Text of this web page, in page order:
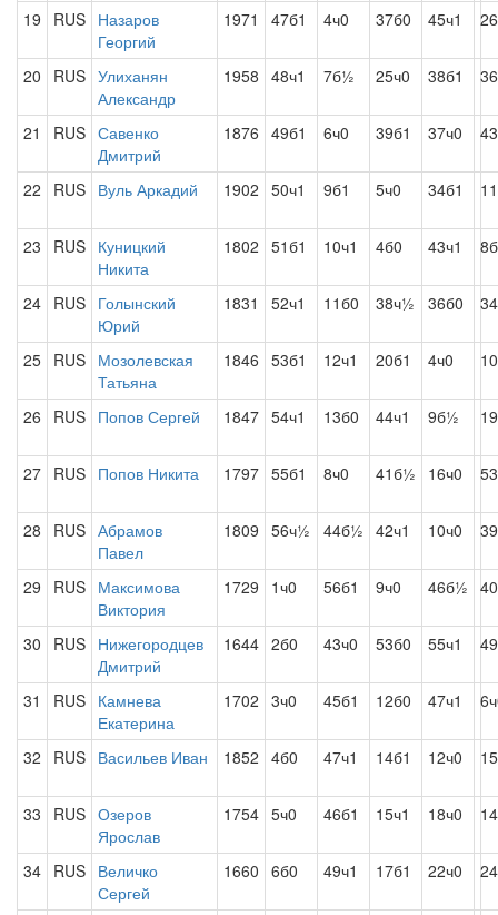
19 RUS Назаров
Георгий
1971 47б1 4ч0 37б0 45ч1
20 RUS Улиханян
Александр
1958 48ч1 7б½ 25ч0 38б1
21 RUS Савенко
Дмитрий
1876 49б1 6ч0 39б1 37ч0
22 RUS Вуль Аркадий 1902 50ч1 9б1 5ч0 34б1
23 RUS Куницкий
Никита
1802 51б1 10ч1 4б0 43ч1
24 RUS Голынский
Юрий
1831 52ч1 11б0 38ч½ 36б0
25 RUS Мозолевская
Татьяна
1846 53б1 12ч1 20б1 4ч0
26 RUS Попов Сергей 1847 54ч1 13б0 44ч1 9б½
27 RUS Попов Никита 1797 55б1 8ч0 41б½ 16ч0
28 RUS Абрамов
Павел
1809 56ч½ 44б½ 42ч1 10ч0
29 RUS Максимова
Виктория
1729 1ч0 56б1 9ч0 46б½
30 RUS Нижегородцев
Дмитрий
1644 2б0 43ч0 53б0 55ч1
31 RUS Камнева
Екатерина
1702 3ч0 45б1 12б0 47ч1
32 RUS Васильев Иван 1852 4б0 47ч1 14б1 12ч0
33 RUS Озеров
Ярослав
1754 5ч0 46б1 15ч1 18ч0
34 RUS Величко
Сергей
1660 6б0 49ч1 17б1 22ч0